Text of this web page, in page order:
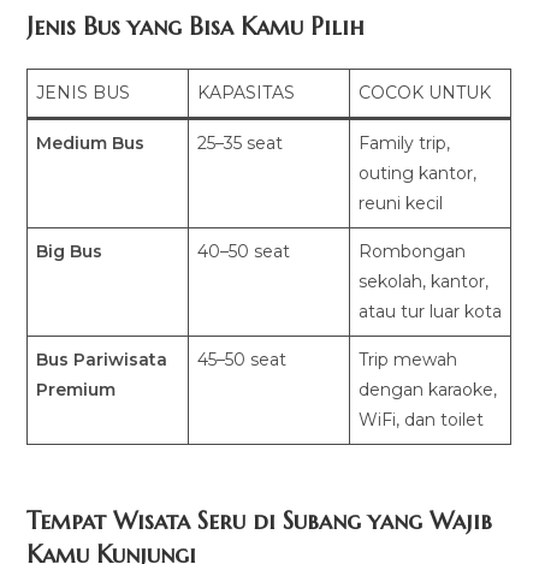
Jenis Bus yang Bisa Kamu Pilih
JENIS BUS KAPASITAS COCOK UNTUK
Medium Bus 25–35 seat
Family trip,
outing kantor,
reuni kecil
Big Bus 40–50 seat
Rombongan
sekolah, kantor,
atau tur luar kota
Bus Pariwisata
Premium
45–50 seat
Trip mewah
dengan karaoke,
WiFi, dan toilet
Tempat Wisata Seru di Subang yang Wajib
Kamu Kunjungi